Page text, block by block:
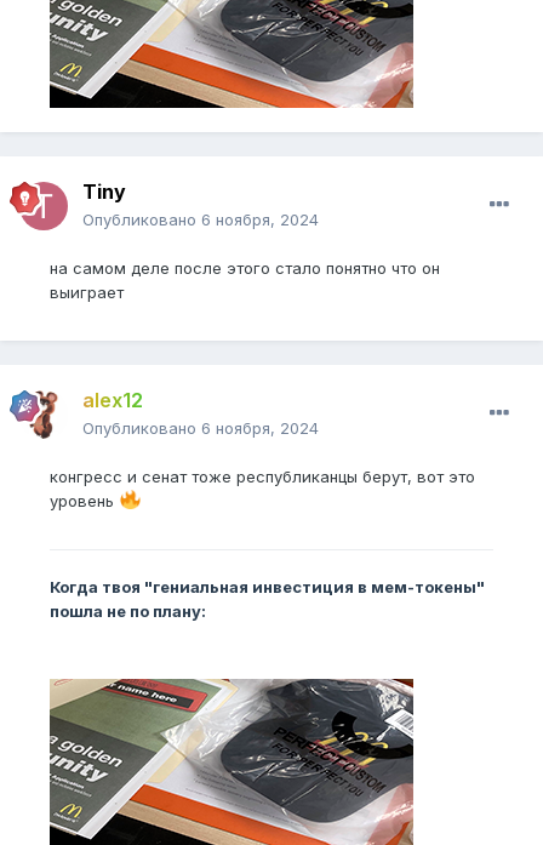
Tiny
Опубликовано 6 ноября, 2024
на самом деле после этого стало понятно что он
выиграет
alex12
Опубликовано 6 ноября, 2024
конгресс и сенат тоже республиканцы берут, вот это
уровень
Когда твоя "гениальная инвестиция в мем-токены"
пошла не по плану: